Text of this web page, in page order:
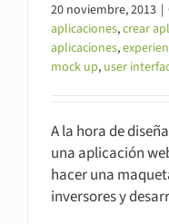
20 noviembre, 2013 |
aplicaciones,crear
aplicaciones,
mock up, user
A la hora de
una aplicación
hacer una
inversores y